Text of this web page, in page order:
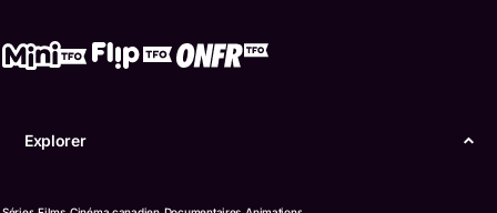
Explorer
Confidentialité